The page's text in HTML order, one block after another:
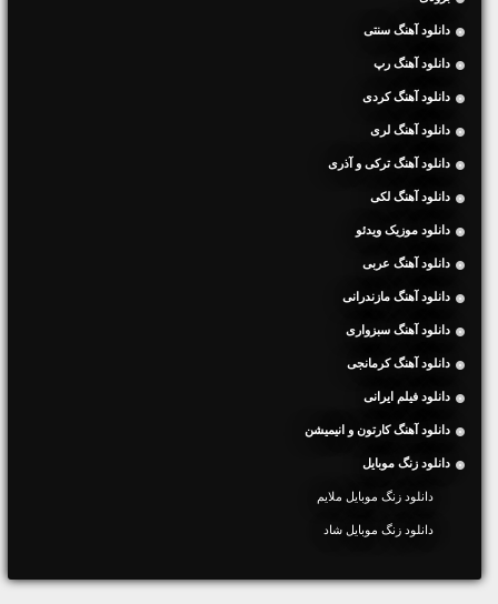
دانلود آهنگ سنتی
دانلود آهنگ رپ
دانلود آهنگ کردی
دانلود آهنگ لری
دانلود آهنگ ترکی و آذری
دانلود آهنگ لکی
دانلود موزیک ویدئو
دانلود آهنگ عربی
دانلود آهنگ مازندرانی
دانلود آهنگ سبزواری
دانلود آهنگ کرمانجی
دانلود فیلم ایرانی
دانلود آهنگ کارتون و انیمیشن
دانلود زنگ موبایل
دانلود زنگ موبایل ملایم
دانلود زنگ موبایل شاد